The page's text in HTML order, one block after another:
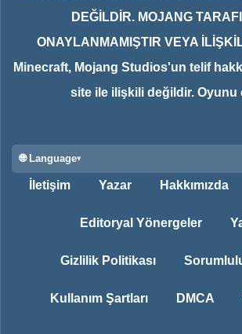
DEĞİLDİR. MOJANG
ONAYLANMAMIŞTIR VEYA
Minecraft, Mojang Studios'un telif
site ile ilişkili değildir. Oyunu
🌐 Language
İletişim Yazar Hakkımızda
Editoryal Yönergeler
Gizlilik Politikası
Kullanım Şartları DMCA